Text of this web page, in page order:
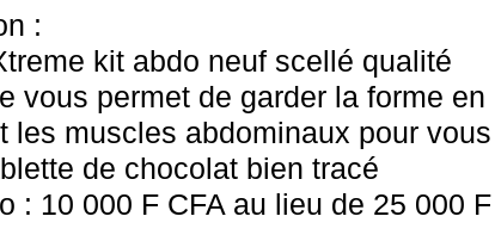
:
kit abdo neuf scellé qualité
vous permet de garder la forme en
les muscles abdominaux pour vous
de chocolat bien tracé
: 10 000 F CFA au lieu de 25 000 F